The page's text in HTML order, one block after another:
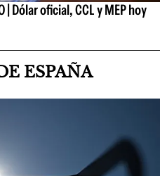
Dólar oficial, CCL y MEP hoy
ESPAÑA